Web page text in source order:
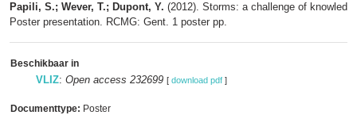
Papili, S.; Wever, T.; Dupont, Y. (2012). Storms: a challenge of
Poster presentation. RCMG: Gent. 1 poster pp.
Beschikbaar in
VLIZ: Open access 232699 [ download pdf ]
Documenttype: Poster